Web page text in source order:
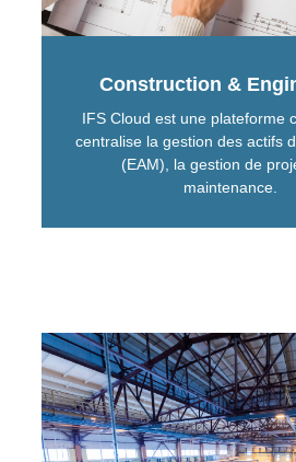
Construction &
IFS Cloud est une plateforme
centralise la gestion des actifs
(EAM), la gestion de
maintenance.